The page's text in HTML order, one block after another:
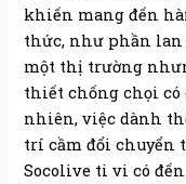
khiến mang đến
thức, như phần lan
một thị trường
thiết chống chọi
nhiên, việc dành
trí cầm đổi chuyển
Socolive ti vi có